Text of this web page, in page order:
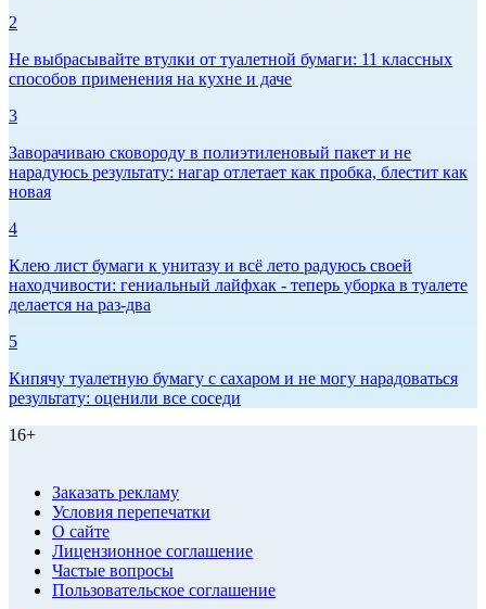
2
Не выбрасывайте втулки от туалетной бумаги: 11 классных
способов применения на кухне и даче
3
Заворачиваю сковороду в полиэтиленовый пакет и не
нарадуюсь результату: нагар отлетает как пробка, блестит как
новая
4
Клею лист бумаги к унитазу и всё лето радуюсь своей
находчивости: гениальный лайфхак - теперь уборка в туалете
делается на раз-два
5
Кипячу туалетную бумагу с сахаром и не могу нарадоваться
результату: оценили все соседи
16+
Заказать рекламу
Условия перепечатки
О сайте
Лицензионное соглашение
Частые вопросы
Пользовательское соглашение